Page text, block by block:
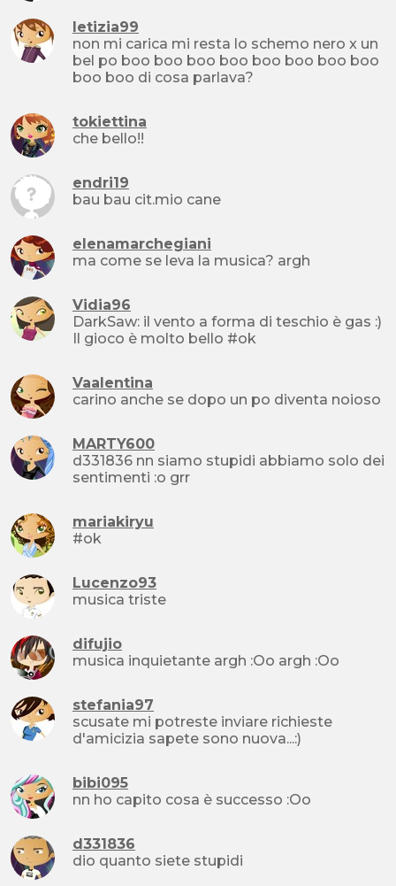
letizia99
non mi carica mi resta lo schemo nero x un
bel po boo boo boo boo boo boo boo boo
boo boo di cosa parlava?
tokiettina
che bello!!
endri19
bau bau cit.mio cane
elenamarchegiani
ma come se leva la musica? argh
Vidia96
DarkSaw: il vento a forma di teschio è gas :)
Il gioco è molto bello #ok
Vaalentina
carino anche se dopo un po diventa noioso
MARTY600
d331836 nn siamo stupidi abbiamo solo dei
sentimenti :o grr
mariakiryu
#ok
Lucenzo93
musica triste
difujio
musica inquietante argh :Oo argh :Oo
stefania97
scusate mi potreste inviare richieste
d'amicizia sapete sono nuova...:)
bibi095
nn ho capito cosa è successo :Oo
d331836
dio quanto siete stupidi